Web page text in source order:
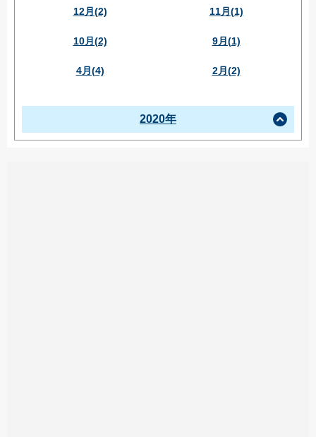
12月(2) 11月(1)
10月(2) 9月(1)
4月(4) 2月(2)
2020年